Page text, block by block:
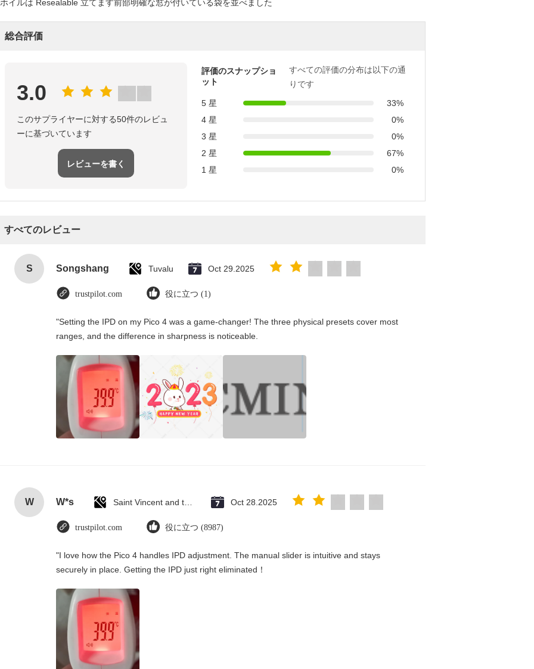
総合評価
3.0
このサプライヤーに対する50件のレビュ
ーに基づいています
レビューを書く
評価のスナップショ
ット
すべての評価の分布は以下の通
りです
5 星
33%
4 星
0%
3 星
0%
2 星
67%
1 星
0%
すべてのレビュー
S Songshang Tuvalu Oct 29.2025
trustpilot.com 役に立つ (1)
"Setting the IPD on my Pico 4 was a game-changer! The three physical presets cover most
ranges, and the difference in sharpness is noticeable.
W W*s Oct 28.2025
trustpilot.com 役に立つ (8987)
"I love how the Pico 4 handles IPD adjustment. The manual slider is intuitive and stays
securely in place. Getting the IPD just right eliminated！